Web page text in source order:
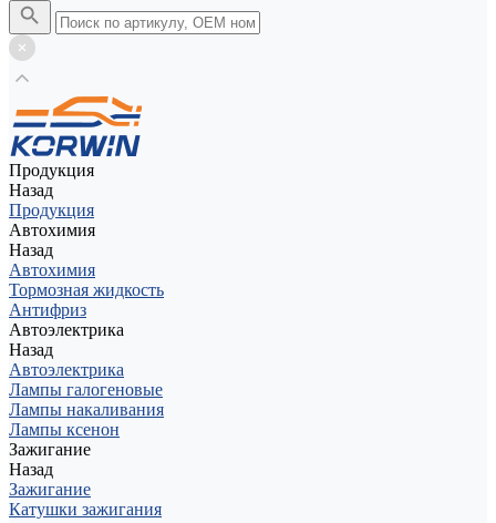
Продукция
Назад
Продукция
Автохимия
Назад
Автохимия
Тормозная жидкость
Антифриз
Автоэлектрика
Назад
Автоэлектрика
Лампы галогеновые
Лампы накаливания
Лампы ксенон
Зажигание
Назад
Зажигание
Катушки зажигания